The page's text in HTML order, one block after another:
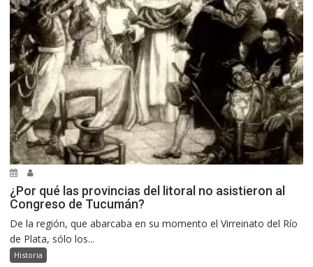
¿Por qué las provincias del litoral no asistieron al
Congreso de Tucumán?
De la región, que abarcaba en su momento el Virreinato del Río
de Plata, sólo los...
Historia